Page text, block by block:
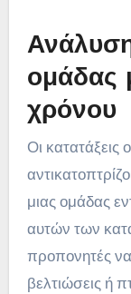
ομάδας
χρόνου
Οι
μιας ομάδας
αυτών των
προπονητές
βελτιώσεις ή